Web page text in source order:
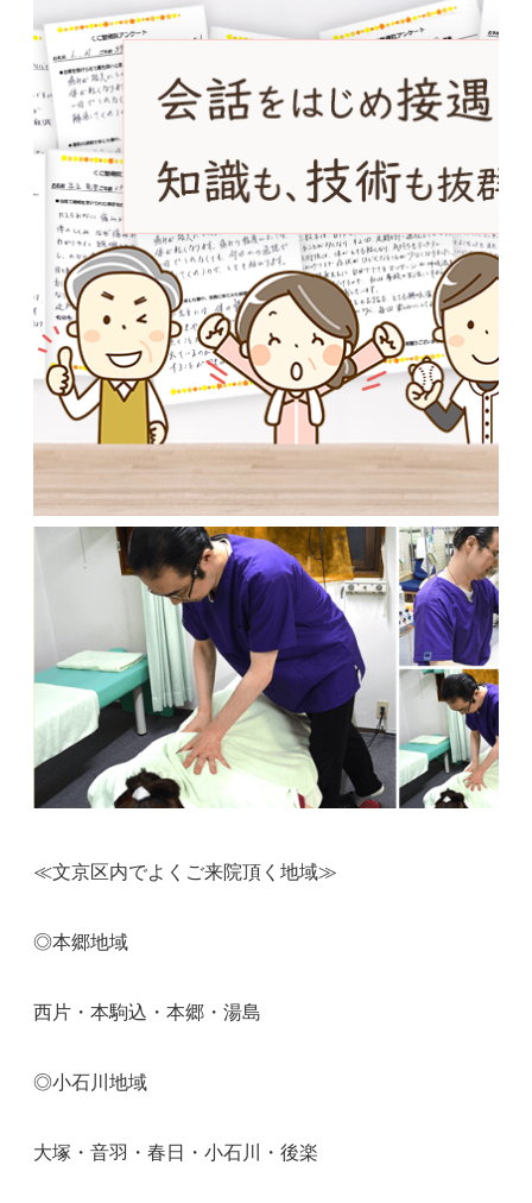
≪文京区内でよくご来院頂く地域≫
◎本郷地域
西片・本駒込・本郷・湯島
◎小石川地域
大塚・音羽・春日・小石川・後楽